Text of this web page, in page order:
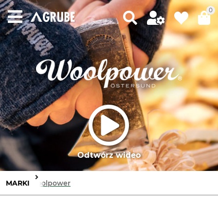
0
Odtwórz wideo
MARKI Woolpower